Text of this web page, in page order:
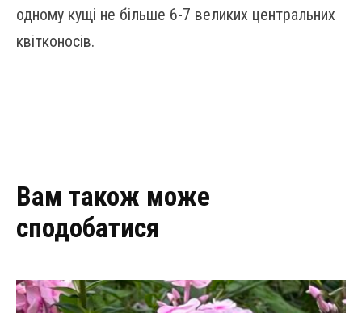
одному кущі не більше 6-7 великих центральних
квітконосів.
Вам також може
сподобатися